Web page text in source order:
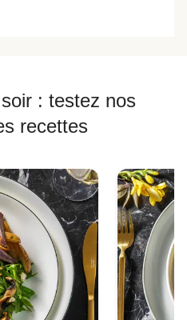
: testez nos
recettes